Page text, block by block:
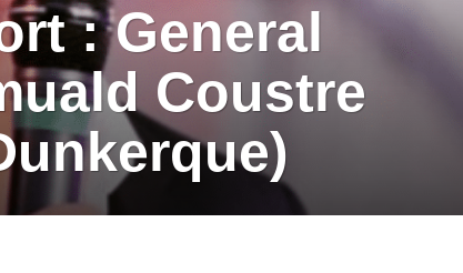
: General
Coustre